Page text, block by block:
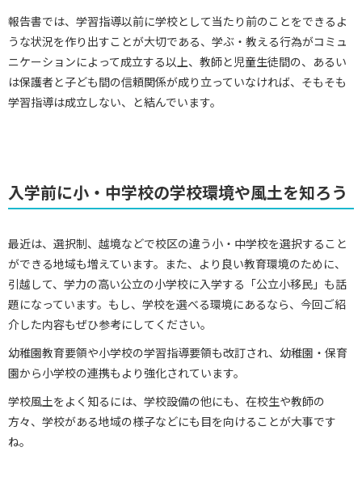
報告書では、学習指導以前に学校として当たり前のことをできるよ
うな状況を作り出すことが大切である、学ぶ・教える行為がコミュ
ニケーションによって成立する以上、教師と児童生徒間の、あるい
は保護者と子ども間の信頼関係が成り立っていなければ、そもそも
学習指導は成立しない、と結んでいます。
入学前に小・中学校の学校環境や風土を知ろう
最近は、選択制、越境などで校区の違う小・中学校を選択すること
ができる地域も増えています。また、より良い教育環境のために、
引越して、学力の高い公立の小学校に入学する「公立小移民」も話
題になっています。もし、学校を選べる環境にあるなら、今回ご紹
介した内容もぜひ参考にしてください。
幼稚園教育要領や小学校の学習指導要領も改訂され、幼稚園・保育
園から小学校の連携もより強化されています。
学校風土をよく知るには、学校設備の他にも、在校生や教師の
方々、学校がある地域の様子などにも目を向けることが大事です
ね。